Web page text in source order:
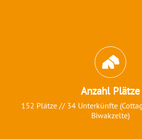
Abschnitt für Icons und Features
Anzahl Plätze
152 Plätze // 34 Unterkünfte
Biwakzelte)